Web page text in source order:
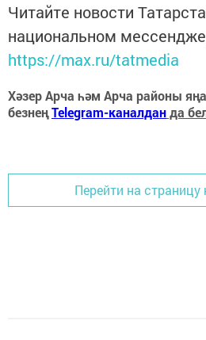
Читайте новости
национальном
https://max.ru/tatmedia
Хәзер Арча һәм Арча районы
безнеңTelegram-каналданда
Перейти на страницу